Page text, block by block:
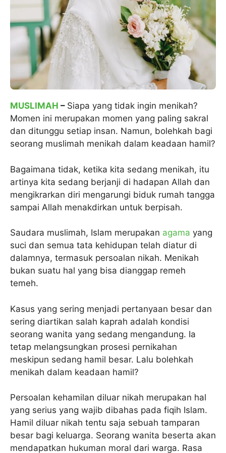
MUSLIMAH – Siapa yang tidak ingin menikah?
Momen ini merupakan momen yang paling sakral
dan ditunggu setiap insan. Namun, bolehkah bagi
seorang muslimah menikah dalam keadaan hamil?
Bagaimana tidak, ketika kita sedang menikah, itu
artinya kita sedang berjanji di hadapan Allah dan
mengikrarkan diri mengarungi biduk rumah tangga
sampai Allah menakdirkan untuk berpisah.
Saudara muslimah, Islam merupakan agama yang
suci dan semua tata kehidupan telah diatur di
dalamnya, termasuk persoalan nikah. Menikah
bukan suatu hal yang bisa dianggap remeh
temeh.
Kasus yang sering menjadi pertanyaan besar dan
sering diartikan salah kaprah adalah kondisi
seorang wanita yang sedang mengandung. Ia
tetap melangsungkan prosesi pernikahan
meskipun sedang hamil besar. Lalu bolehkah
menikah dalam keadaan hamil?
Persoalan kehamilan diluar nikah merupakan hal
yang serius yang wajib dibahas pada fiqih Islam.
Hamil diluar nikah tentu saja sebuah tamparan
besar bagi keluarga. Seorang wanita beserta akan
mendapatkan hukuman moral dari warga. Rasa